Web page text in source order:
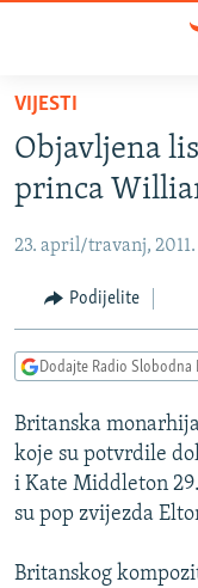
Pređite
glavni
sadržaj
Pređite
na
navigaciju
Pređite
na
VIJESTI
BOSNA I
SRBIJA
KOSOVO
CRNA GORA
VIDEO
FOTOGALERIJE
INFOGRAFIKE
PODCASTI
RAT U UKRAJINI
KINA NA BALKANU
RSE PRIČE IZ
ISPRIČAJ MI
VIJESTI
Objavljena
princa
23. april/travanj, 2011.
Podijelite
Dodajte Radio
Britanska
koje su potvrdile
i Kate Middleton
su pop zvijezda
Britanskog